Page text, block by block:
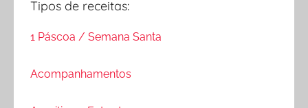
Tipos de receitas:
1 Páscoa / Semana Santa
Acompanhamentos